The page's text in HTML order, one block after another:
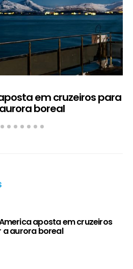
em cruzeiros para
boreal
aposta em cruzeiros
a aurora boreal